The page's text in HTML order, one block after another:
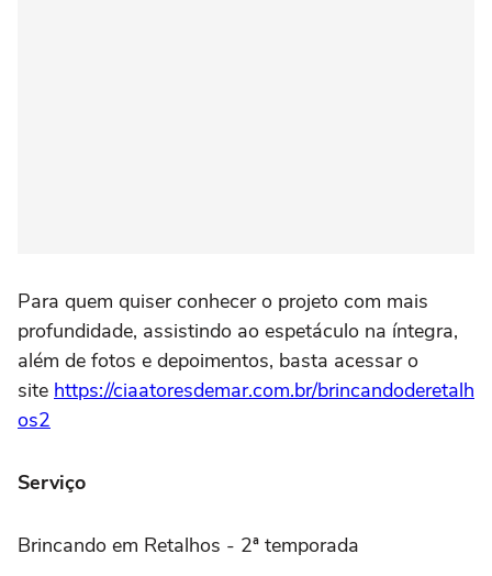
Para quem quiser conhecer o projeto com mais
profundidade, assistindo ao espetáculo na íntegra,
além de fotos e depoimentos, basta acessar o
site https://ciaatoresdemar.com.br/brincandoderetalh
os2
Serviço
Brincando em Retalhos - 2ª temporada